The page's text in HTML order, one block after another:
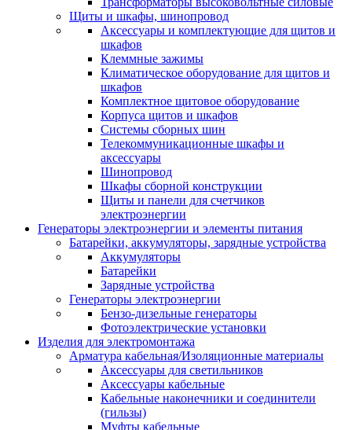
Щиты и шкафы, шинопровод
Аксессуары и комплектующие для щитов и
шкафов
Клеммные зажимы
Климатическое оборудование для щитов и
шкафов
Комплектное щитовое оборудование
Корпуса щитов и шкафов
Системы сборных шин
Телекоммуникационные шкафы и
аксессуары
Шинопровод
Шкафы сборной конструкции
Щиты и панели для счетчиков
электроэнергии
Генераторы электроэнергии и элементы питания
Батарейки, аккумуляторы, зарядные устройства
Аккумуляторы
Батарейки
Зарядные устройства
Генераторы электроэнергии
Бензо-дизельные генераторы
Фотоэлектрические установки
Изделия для электромонтажа
Арматура кабельная/Изоляционные материалы
Аксессуары для светильников
Аксессуары кабельные
Кабельные наконечники и соединители
(гильзы)
Муфты кабельные